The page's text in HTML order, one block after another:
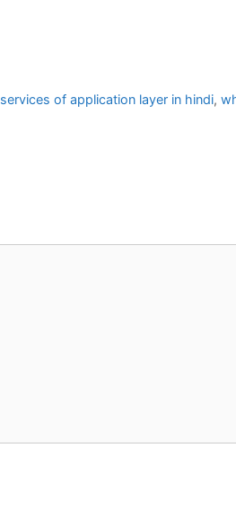
services of application layer in hindi,